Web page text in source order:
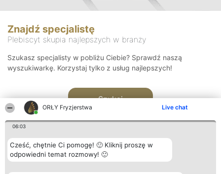
ORŁY Fryzjerstwa Live chat
06:03
Cześć, chętnie Ci pomogę! 🙂 Kliknij proszę w
odpowiedni temat rozmowy! 🙂
Znajdź specjalistę
Plebiscyt skupia najlepszych w branży
Szukasz specjalisty w pobliżu Ciebie? Sprawdź naszą
wyszukiwarkę. Korzystaj tylko z usług najlepszych!
Szukaj
Organizator plebiscytu Plebiscyt Kontakt